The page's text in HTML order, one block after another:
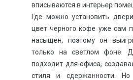
вписываются в интерьер
Где можно установить
цвет черного кофе уже сам
насыщен, поэтому он
только на светлом фоне.
подходит для офиса,
стиля и сдержанности.